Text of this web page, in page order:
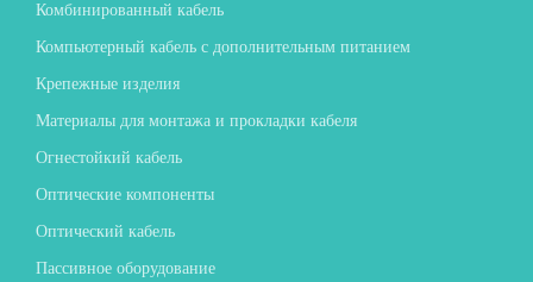
Комбинированный кабель
Компьютерный кабель с дополнительным питанием
Крепежные изделия
Материалы для монтажа и прокладки кабеля
Огнестойкий кабель
Оптические компоненты
Оптический кабель
Пассивное оборудование